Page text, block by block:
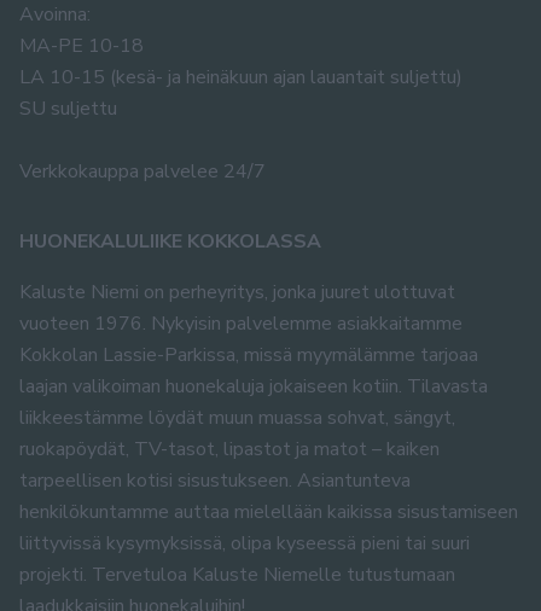
Avoinna:
MA-PE 10-18
LA 10-15 (kesä- ja heinäkuun ajan lauantait suljettu)
SU suljettu
Verkkokauppa palvelee 24/7
HUONEKALULIIKE KOKKOLASSA
Kaluste Niemi on perheyritys, jonka juuret ulottuvat
vuoteen 1976. Nykyisin palvelemme asiakkaitamme
Kokkolan Lassie-Parkissa, missä myymälämme tarjoaa
laajan valikoiman huonekaluja jokaiseen kotiin. Tilavasta
liikkeestämme löydät muun muassa sohvat, sängyt,
ruokapöydät, TV-tasot, lipastot ja matot – kaiken
tarpeellisen kotisi sisustukseen. Asiantunteva
henkilökuntamme auttaa mielellään kaikissa sisustamiseen
liittyvissä kysymyksissä, olipa kyseessä pieni tai suuri
projekti. Tervetuloa Kaluste Niemelle tutustumaan